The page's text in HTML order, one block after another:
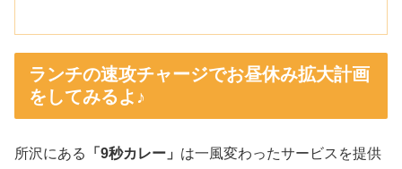
ランチの速攻チャージでお昼休み拡大計画
をしてみるよ♪
所沢にある 「9秒カレー」 は一風変わったサービスを提供